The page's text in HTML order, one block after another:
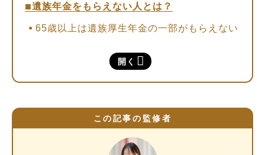
開く
遺族年金をもらえない人とは？
65歳以上は遺族厚生年金の一部がもらえない
障害年金をもらえない人とは？
老後の生活が不安…。年金をもらえない人がす
るべき資金対策
任意加入制度を利用する
この記事の監修者